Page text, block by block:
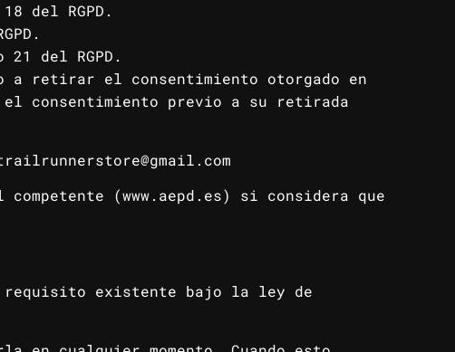
del RGPD.
del RGPD.
a retirar el consentimiento otorgado en
consentimiento previo a su retirada
(www.aepd.es) si considera que
requisito existente bajo la ley de